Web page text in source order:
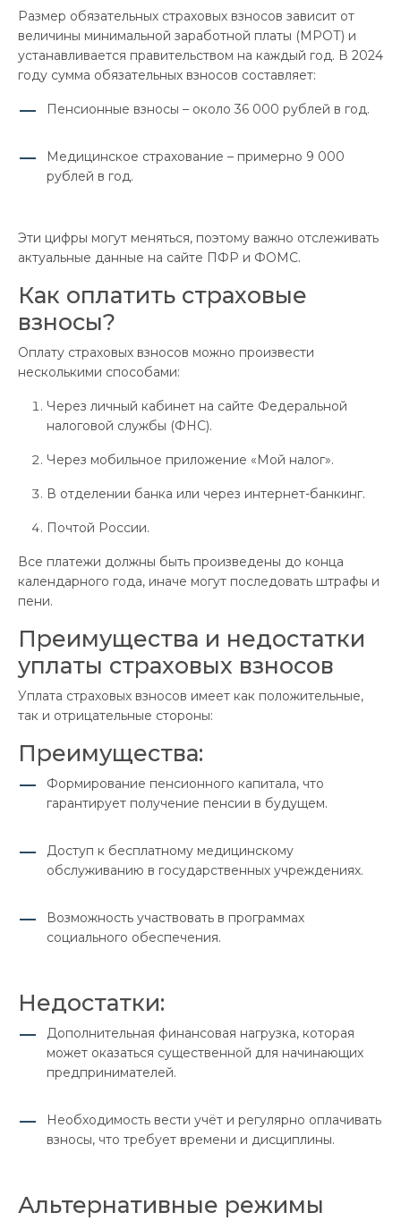
Размер обязательных страховых взносов зависит от
величины минимальной заработной платы (МРОТ) и
устанавливается правительством на каждый год. В 2024
году сумма обязательных взносов составляет:
Пенсионные взносы – около 36 000 рублей в год.
Медицинское страхование – примерно 9 000
рублей в год.
Эти цифры могут меняться, поэтому важно отслеживать
актуальные данные на сайте ПФР и ФОМС.
Как оплатить страховые
взносы?
Оплату страховых взносов можно произвести
несколькими способами:
Через личный кабинет на сайте Федеральной
налоговой службы (ФНС).
Через мобильное приложение «Мой налог».
В отделении банка или через интернет-банкинг.
Почтой России.
Все платежи должны быть произведены до конца
календарного года, иначе могут последовать штрафы и
пени.
Преимущества и недостатки
уплаты страховых взносов
Уплата страховых взносов имеет как положительные,
так и отрицательные стороны:
Преимущества:
Формирование пенсионного капитала, что
гарантирует получение пенсии в будущем.
Доступ к бесплатному медицинскому
обслуживанию в государственных учреждениях.
Возможность участвовать в программах
социального обеспечения.
Недостатки:
Дополнительная финансовая нагрузка, которая
может оказаться существенной для начинающих
предпринимателей.
Необходимость вести учёт и регулярно оплачивать
взносы, что требует времени и дисциплины.
Альтернативные режимы